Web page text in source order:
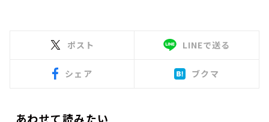
ポスト LINEで送る
シェア ブクマ
あわせて読みたい